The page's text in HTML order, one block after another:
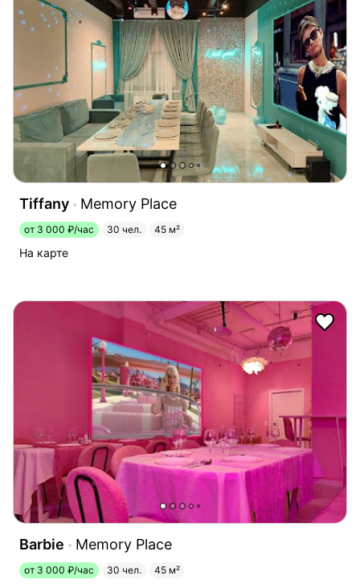
Tiffany Memory Place
от 3 000 ₽/час 30 чел. 45 м²
На карте
Barbie Memory Place
от 3 000 ₽/час 30 чел. 45 м²